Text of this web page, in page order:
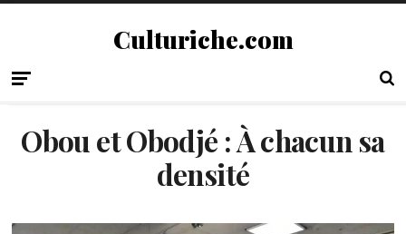
Culturiche.com
Obou et Obodjé : À chacun sa
densité